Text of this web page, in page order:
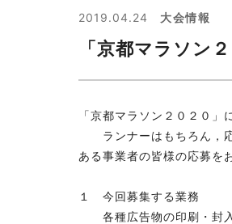
2019.04.24
「京都マラソン
「京都マラソン２０２０
ランナーはもちろん，応
ある事業者の皆様の応募を
１ 今回募集する業務
各種広告物の印刷・封